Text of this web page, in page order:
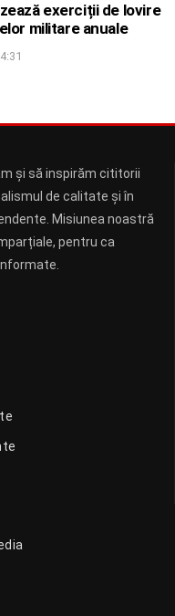
exerciții de lovire
militare anuale
și să inspirăm cititorii
de calitate și în
Misiunea noastră
pentru ca